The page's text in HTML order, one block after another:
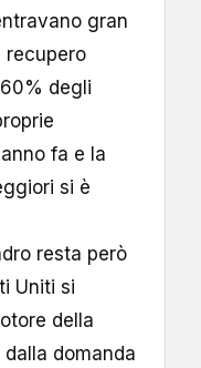
gran
recupero
degli
fa e la
si è
resta però
Uniti si
della
domanda